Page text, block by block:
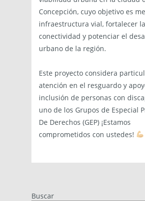
Concepción, cuyo objetivo es
infraestructura vial, fortalecer la
conectividad y potenciar el
urbano de la región.
Este proyecto considera
atención en el resguardo y
inclusión de personas con
uno de los Grupos de Especial
De Derechos (GEP) ¡Estamos
comprometidos con ustedes!
Buscar